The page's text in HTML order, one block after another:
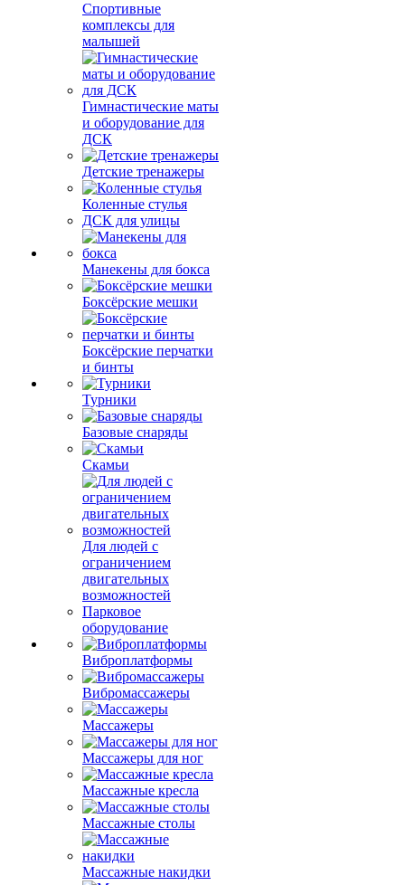
Спортивные
комплексы для
малышей
Гимнастические маты
и оборудование для
ДСК
Детские тренажеры
Коленные стулья
ДСК для улицы
Манекены для бокса
Боксёрские мешки
Боксёрские перчатки
и бинты
Турники
Базовые снаряды
Скамьи
Для людей с
ограничением
двигательных
возможностей
Парковое
оборудование
Виброплатформы
Вибромассажеры
Массажеры
Массажеры для ног
Массажные кресла
Массажные столы
Массажные накидки